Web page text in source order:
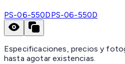
PS-06-550DPS-06-550D
Especificaciones, precios y
hasta agotar existencias.